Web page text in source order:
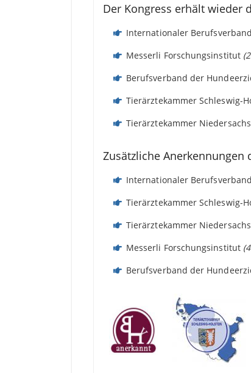
Der Kongress erhält wieder
Internationaler
Messerli Forschungsinstitut
Berufsverband der
Tierärztekammer Schleswig-
Tierärztekammer
Zusätzliche
Internationaler
Tierärztekammer Schleswig-
Tierärztekammer
Messerli Forschungsinstitut
Berufsverband der